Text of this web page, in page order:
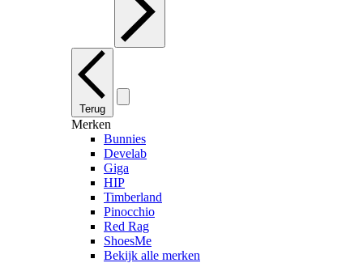
Terug
Merken
Bunnies
Develab
Giga
HIP
Timberland
Pinocchio
Red Rag
ShoesMe
Bekijk alle merken